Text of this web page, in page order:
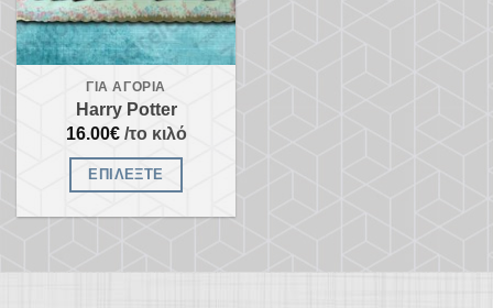
ΓΙΑ ΑΓΌΡΙΑ
Harry Potter
16.00€/το κιλό
ΕΠΙΛΈΞΤΕ